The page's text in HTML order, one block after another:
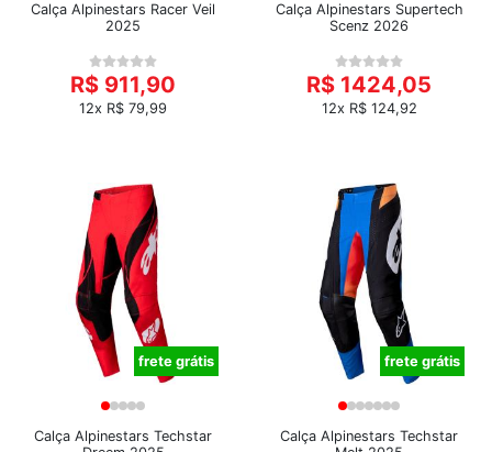
Calça Alpinestars Racer Veil
2025
R$ 911,90
12x R$ 79,99
Calça Alpinestars Supertech
Scenz 2026
R$ 1424,05
12x R$ 124,92
frete grátis
Calça Alpinestars Techstar
frete grátis
Calça Alpinestars Techstar